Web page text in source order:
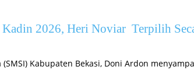
2026, Heri Noviar Terpilih
Kabupaten Bekasi, Doni Ardon